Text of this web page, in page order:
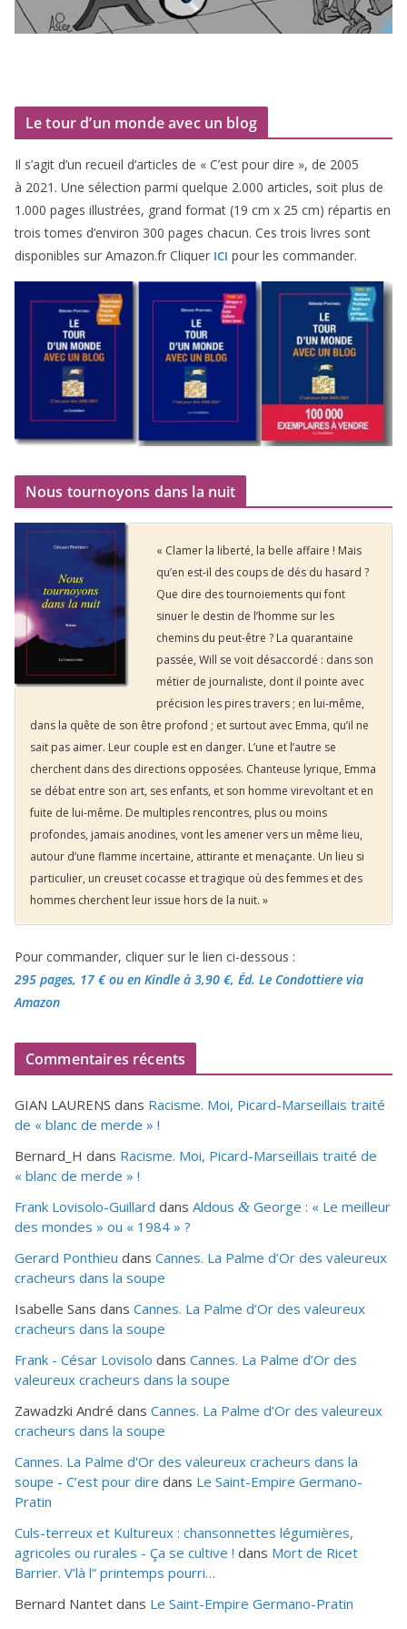
Le tour d’un monde avec un blog
Il s’agit d’un recueil d’ar­ticles de « C’est pour dire », de 2005
à 2021 . Une sélec­tion par­mi quelque 2.000 articles, soit plus de
1 .000 pages illus­trées, grand for­mat (19 cm x 25 cm) répar­tis en
trois tomes d’environ 300 pages cha­cun. Ces trois livres sont
dis­po­nibles sur Amazon​.fr Cliquer ICI pour les commander.
Nous tournoyons dans la nuit
« Clamer la liberté, la belle affaire ! Mais
qu’en est-il des coups de dés du hasard ?
Que dire des tournoiements qui font
sinuer le destin de l’homme sur les
chemins du peut-être ? La quarantaine
passée, Will se voit désaccordé : dans son
métier de journaliste, dont il pointe avec
précision les pires travers ; en lui-même,
dans la quête de son être profond ; et surtout avec Emma, qu’il ne
sait pas aimer. Leur couple est en danger. L’une et l’autre se
cherchent dans des directions opposées. Chanteuse lyrique, Emma
se débat entre son art, ses enfants, et son homme virevoltant et en
fuite de lui-même. De multiples rencontres, plus ou moins
profondes, jamais anodines, vont les amener vers un même lieu,
autour d’une flamme incertaine, attirante et menaçante. Un lieu si
particulier, un creuset cocasse et tragique où des femmes et des
hommes cherchent leur issue hors de la nuit. »
Pour commander, cliquer sur le lien ci-dessous :
295 pages, 17 €ou en Kindle à 3,90 €, Éd. Le Condottiere via
Amazon
Commentaires récents
GIAN LAURENS dans Racisme. Moi, Picard-Marseillais traité
de « blanc de merde » !
Bernard_H dans Racisme. Moi, Picard-Marseillais traité de
« blanc de merde » !
Frank Lovisolo-Guillard dans Aldous & George : « Le meilleur
des mondes » ou « 1984 » ?
Gerard Ponthieu dans Cannes. La Palme d’Or des valeureux
cracheurs dans la soupe
Isabelle Sans dans Cannes. La Palme d’Or des valeureux
cracheurs dans la soupe
Frank - César Lovisolo dans Cannes. La Palme d’Or des
valeureux cracheurs dans la soupe
Zawadzki André dans Cannes. La Palme d’Or des valeureux
cracheurs dans la soupe
Cannes. La Palme d'Or des valeureux cracheurs dans la
soupe - C’est pour dire dans Le Saint-Empire Germano-
Pratin
Culs-terreux et Kultureux : chansonnettes légumières,
agricoles ou rurales - Ça se cultive ! dans Mort de Ricet
Barrier. V’là l” printemps pourri…
Bernard Nantet dans Le Saint-Empire Germano-Pratin